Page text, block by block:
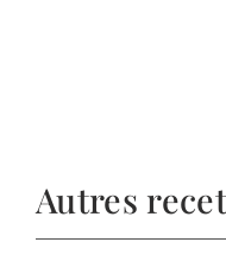
Autres